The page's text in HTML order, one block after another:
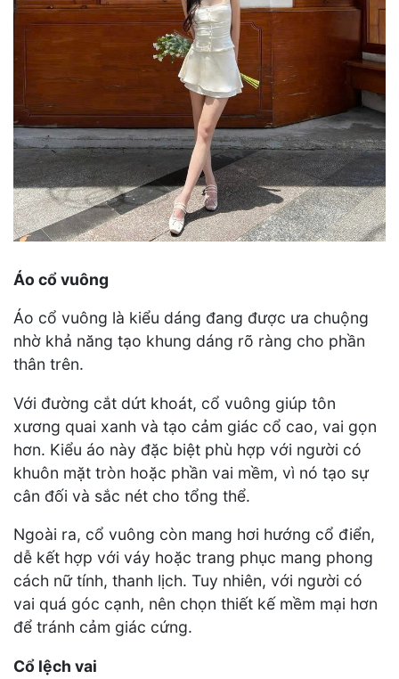
Áo cổ vuông
Áo cổ vuông là kiểu dáng đang được ưa chuộng
nhờ khả năng tạo khung dáng rõ ràng cho phần
thân trên.
Với đường cắt dứt khoát, cổ vuông giúp tôn
xương quai xanh và tạo cảm giác cổ cao, vai gọn
hơn. Kiểu áo này đặc biệt phù hợp với người có
khuôn mặt tròn hoặc phần vai mềm, vì nó tạo sự
cân đối và sắc nét cho tổng thể.
Ngoài ra, cổ vuông còn mang hơi hướng cổ điển,
dễ kết hợp với váy hoặc trang phục mang phong
cách nữ tính, thanh lịch. Tuy nhiên, với người có
vai quá góc cạnh, nên chọn thiết kế mềm mại hơn
để tránh cảm giác cứng.
Cổ lệch vai